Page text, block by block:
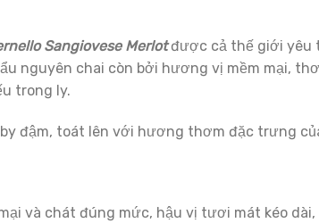
Sangiovese Merlotđược cả thế giới yêu
nguyên chai còn bởi hương vị mềm mại,
trong ly.
đậm, toát lên với hương thơm đặc trưng
và chát đúng mức, hậu vị tươi mát kéo